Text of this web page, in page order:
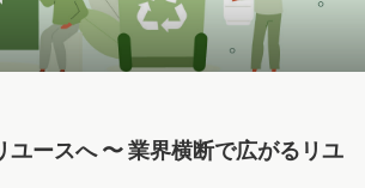
ユースへ 〜 業界横断で広がるリユ